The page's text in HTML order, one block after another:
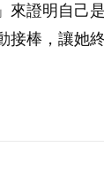
來證明自己
接棒，讓她